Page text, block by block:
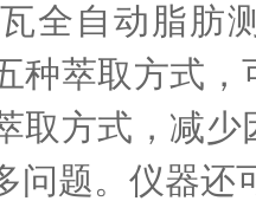
全自动脂肪
种萃取方式
取方式，减
问题。仪器还